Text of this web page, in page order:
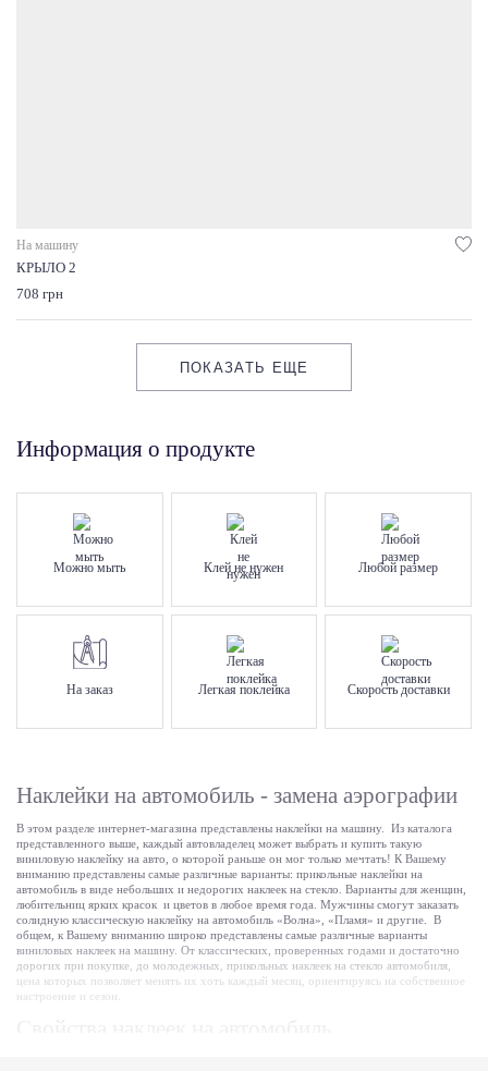
На машину
КРЫЛО 2
708 грн
ПОКАЗАТЬ ЕЩЕ
Информация о продукте
Можно мыть Клей не нужен Любой размер
На заказ Легкая поклейка Скорость доставки
Наклейки на автомобиль - замена аэрографии
В этом разделе интернет-магазина представлены наклейки на машину. Из каталога
представленного выше, каждый автовладелец может выбрать и купить такую
виниловую наклейку на авто, о которой раньше он мог только мечтать! К Вашему
вниманию представлены самые различные варианты: прикольные наклейки на
автомобиль в виде небольших и недорогих наклеек на стекло. Варианты для женщин,
любительниц ярких красок и цветов в любое время года. Мужчины смогут заказать
солидную классическую наклейку на автомобиль «Волна», «Пламя» и другие. В
общем, к Вашему вниманию широко представлены самые различные варианты
виниловых наклеек на машину. От классических, проверенных годами и достаточно
дорогих при покупке, до молодежных, прикольных наклеек на стекло автомобиля,
цена которых позволяет менять их хоть каждый месяц, ориентируясь на собственное
настроение и сезон.